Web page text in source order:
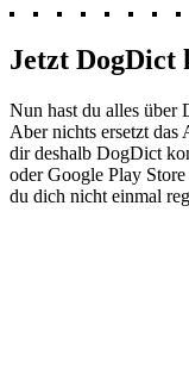
Jetzt DogDict
Nun hast du alles über
Aber nichts ersetzt das
dir deshalb DogDict
oder Google Play
du dich nicht einmal